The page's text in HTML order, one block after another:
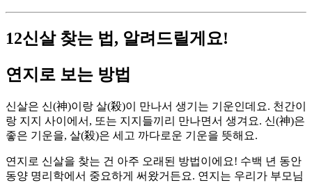
12신살 찾는 법, 알려드릴게요!
연지로 보는 방법
신살은 신(神)이랑 살(殺)이 만나서 생기는 기운인데요. 천간이
랑 지지 사이에서, 또는 지지들끼리 만나면서 생겨요. 신(神)은
좋은 기운을, 살(殺)은 세고 까다로운 기운을 뜻해요.
연지로 신살을 찾는 건 아주 오래된 방법이에요! 수백 년 동안
동양 명리학에서 중요하게 써왔거든요. 연지는 우리가 부모님